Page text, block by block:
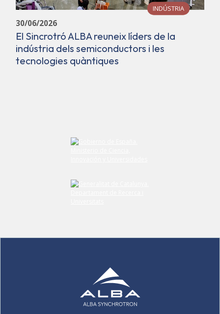
INDÚSTRIA
30/06/2026
El Sincrotró ALBA reuneix líders de la
indústria dels semiconductors i les
tecnologies quàntiques